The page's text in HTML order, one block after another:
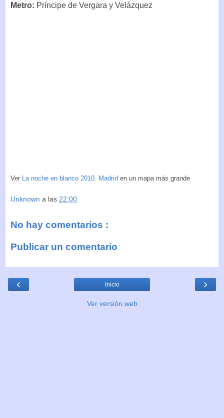
Metro: Príncipe de Vergara y Velázquez
Ver La noche en blanco 2010. Madrid en un mapa más grande
Unknown a las 22:00
No hay comentarios :
Publicar un comentario
‹ ›
Inicio
Ver versión web